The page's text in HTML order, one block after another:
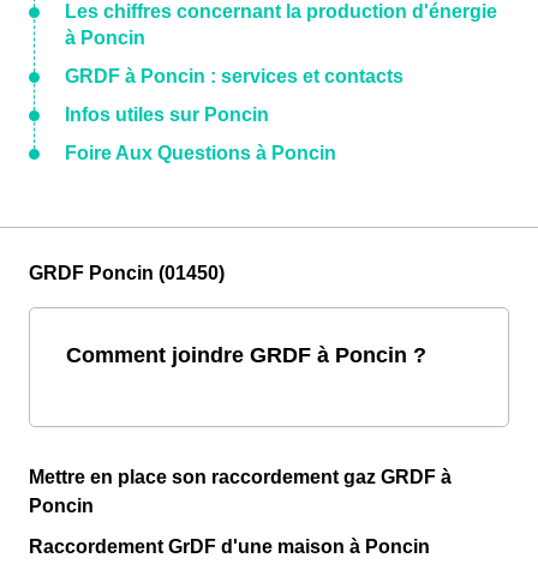
Les chiffres concernant la production d'énergie
à Poncin
GRDF à Poncin : services et contacts
Infos utiles sur Poncin
Foire Aux Questions à Poncin
GRDF Poncin (01450)
Comment joindre GRDF à Poncin ?
Mettre en place son raccordement gaz GRDF à
Poncin
Raccordement GrDF d'une maison à Poncin